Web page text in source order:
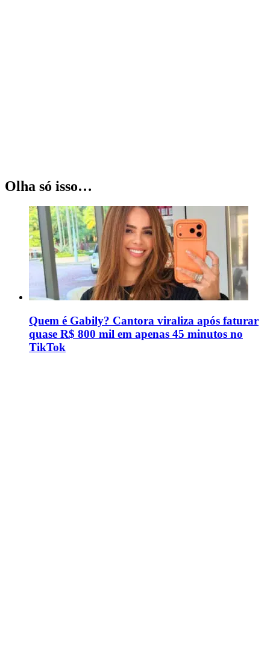
Olha só isso…
Quem é Gabily? Cantora viraliza após faturar
quase R$ 800 mil em apenas 45 minutos no
TikTok